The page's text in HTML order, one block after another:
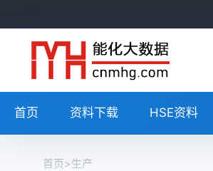
首页 资料下载 HSE资料
首页>生产